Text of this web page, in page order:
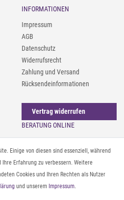
INFORMATIONEN
Impressum
AGB
Datenschutz
Widerrufsrecht
Zahlung und Versand
Rücksendeinformationen
Vertrag widerrufen
BERATUNG ONLINE
Gürtel messen & kürzen
Sonnenbrillen & UV-Schutz
Textilpflege
Textil- und Material-Guide
Geldbörse richtig organisieren
Einige von diesen sind essenziell, während
Erfahrung zu verbessern. Weitere
Cookies und Ihren Rechten als Nutzer
und unserem Impressum.